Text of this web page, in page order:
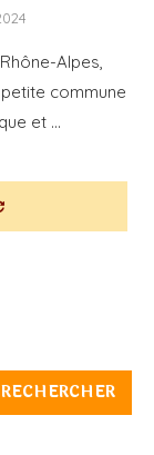
Alpes,
commune
et …
RECHERCHER